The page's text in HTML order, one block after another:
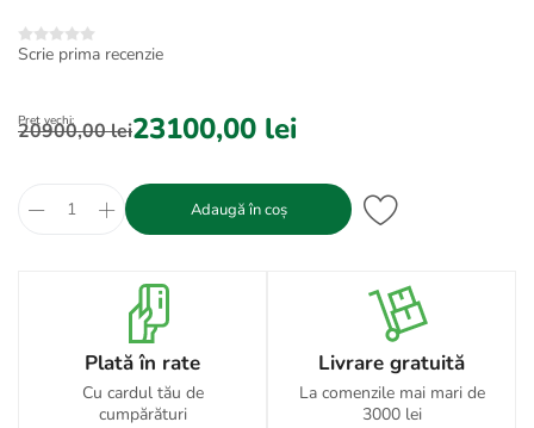
Scrie prima recenzie
Preț vechi:
20900,00 lei23100,00 lei
Adaugă în coș
Plată în rate
Cu cardul tău de
cumpărături
Livrare gratuită
La comenzile mai mari de
3000 lei